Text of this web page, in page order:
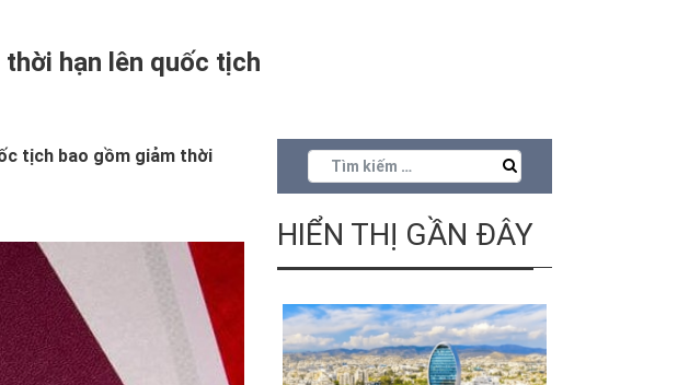
hạn lên quốc tịch
tịch bao gồm giảm thời
HIỂN THỊ GẦN ĐÂY